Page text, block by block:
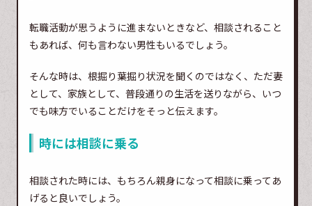
転職活動が思うように進まないときなど、相談されること
もあれば、何も言わない男性もいるでしょう。
そんな時は、根掘り葉掘り状況を聞くのではなく、ただ妻
として、家族として、普段通りの生活を送りながら、いつ
でも味方でいることだけをそっと伝えます。
時には相談に乗る
相談された時には、もちろん親身になって相談に乗ってあ
げると良いでしょう。